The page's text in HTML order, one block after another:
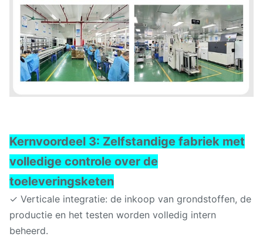
Kernvoordeel 3: Zelfstandige fabriek met
volledige controle over de
toeleveringsketen
✓ Verticale integratie: de inkoop van grondstoffen, de
productie en het testen worden volledig intern
beheerd.